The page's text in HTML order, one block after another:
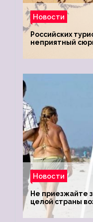
Новости
Российских
неприятный
Новости
Не приезжайте
целой страны
туристки
обзавестись